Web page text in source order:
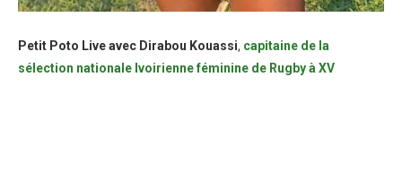
Petit Poto Live avec Dirabou Kouassi, capitaine de la
sélection nationale Ivoirienne féminine de Rugby à XV